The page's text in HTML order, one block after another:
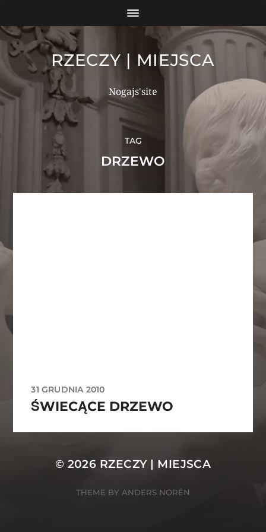
RZECZY | MIEJSCA
Nogajs'site
TAG
DRZEWO
31 GRUDNIA 2010
ŚWIECĄCE DRZEWO
© 2026 RZECZY | MIEJSCA
THEME BY ANDERS NORÉN